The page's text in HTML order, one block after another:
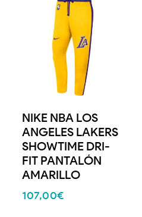
NIKE NBA LOS
ANGELES LAKERS
SHOWTIME DRI-
FIT PANTALÓN
AMARILLO
107,00€